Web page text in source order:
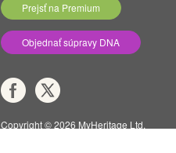
Prejsť na Premium
Objednať súpravy DNA
Copyright © 2026 MyHeritage Ltd.